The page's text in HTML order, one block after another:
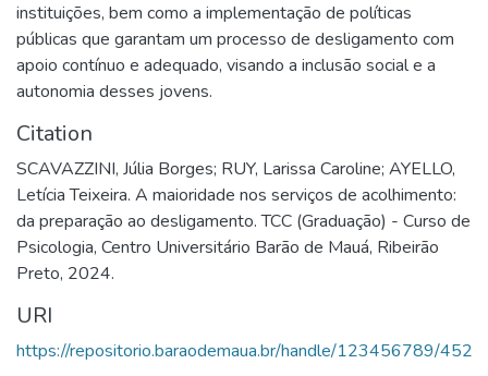
instituições, bem como a implementação de políticas
públicas que garantam um processo de desligamento com
apoio contínuo e adequado, visando a inclusão social e a
autonomia desses jovens.
Citation
SCAVAZZINI, Júlia Borges; RUY, Larissa Caroline; AYELLO,
Letícia Teixeira. A maioridade nos serviços de acolhimento:
da preparação ao desligamento. TCC (Graduação) - Curso de
Psicologia, Centro Universitário Barão de Mauá, Ribeirão
Preto, 2024.
URI
https://repositorio.baraodemaua.br/handle/123456789/452